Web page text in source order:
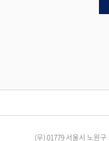
(우) 01779 서울시 노원